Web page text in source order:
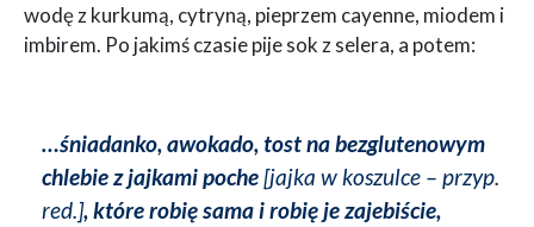
wodę z kurkumą, cytryną, pieprzem cayenne, miodem i
imbirem. Po jakimś czasie pije sok z selera, a potem:
…śniadanko, awokado, tost na bezglutenowym
chlebie z jajkami poche [jajka w koszulce – przyp.
red.], które robię sama i robię je zajebiście,